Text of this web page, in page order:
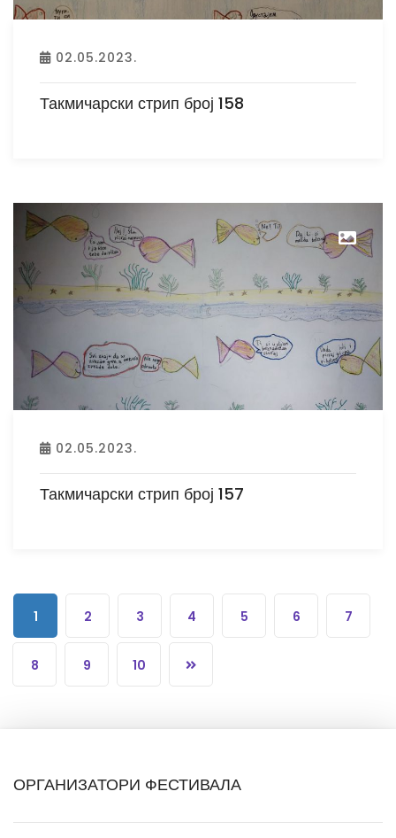
02.05.2023.
Такмичарски стрип број 158
02.05.2023.
Такмичарски стрип број 157
1 2 3 4 5 6 7
8 9 10
ОРГАНИЗАТОРИ ФЕСТИВАЛА